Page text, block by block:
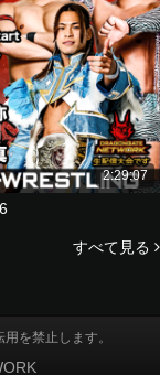
2:29:07
すべて見る
を禁止します。